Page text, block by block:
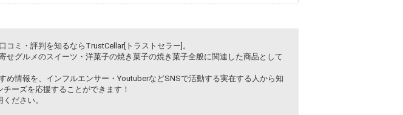
ミ・評判を知るならTrustCellar[トラストセラー]。
グルメのスイーツ・洋菓子の焼き菓子の焼き菓子全般に関連した商品として
情報を、インフルエンサー・YoutuberなどSNSで活動する実在する人から知
ーズを応援することができます！
ださい。